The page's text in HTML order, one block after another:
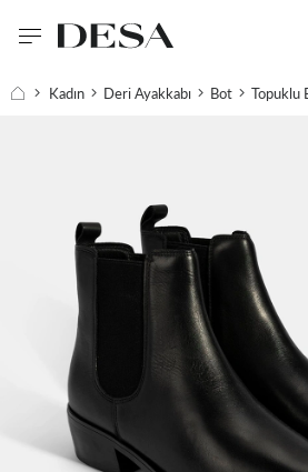
Kadın Deri Ayakkabı Bot Topuklu